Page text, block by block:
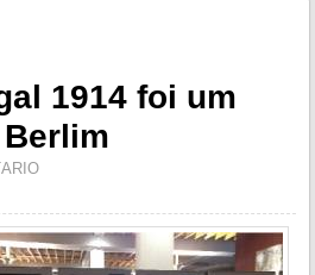
1914 foi um